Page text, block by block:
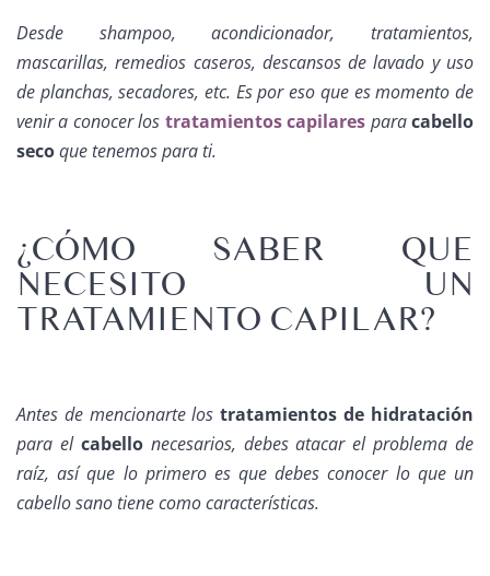
Desde shampoo, acondicionador, tratamientos,
mascarillas, remedios caseros, descansos de lavado y uso
de planchas, secadores, etc. Es por eso que es momento de
venir a conocer los tratamientos capilares paracabello
secoque tenemos para ti.
¿CÓMO SABER QUE
NECESITO UN
TRATAMIENTO CAPILAR?
Antes de mencionarte lostratamientos de hidratación
para el cabellonecesarios, debes atacar el problema de
raíz, así que lo primero es que debes conocer lo que un
cabello sano tiene como características.